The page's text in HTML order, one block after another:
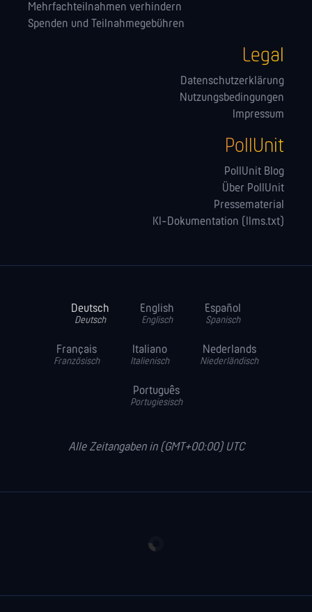
Mehrfachteilnahmen verhindern
Spenden und Teilnahmegebühren
Legal
Datenschutzerklärung
Nutzungsbedingungen
Impressum
PollUnit
PollUnit Blog
Über PollUnit
Pressematerial
KI-Dokumentation (llms.txt)
Deutsch
Deutsch
English
Englisch
Español
Spanisch
Français
Französisch
Italiano
Italienisch
Nederlands
Niederländisch
Português
Portugiesisch
Alle Zeitangaben in (GMT+00:00) UTC